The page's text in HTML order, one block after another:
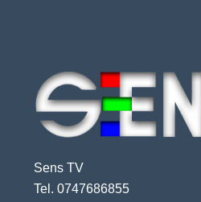
Sens TV
Tel. 0747686855